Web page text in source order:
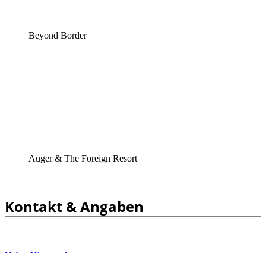
Beyond Border
Auger & The Foreign Resort
Kontakt & Angaben